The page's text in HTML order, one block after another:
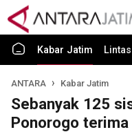
Kabar Jatim
ANTARA Kabar Jatim
Sebanyak 125
Ponorogo terima